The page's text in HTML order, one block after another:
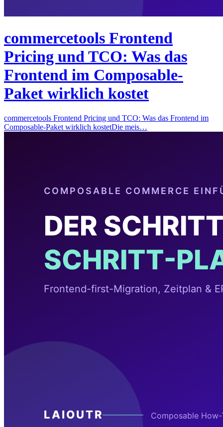
commercetools Frontend
Pricing und TCO: Was das
Frontend im Composable-
Paket wirklich kostet
commercetools Frontend Pricing und TCO: Was das Frontend im
Composable-Paket wirklich kostetDie meis…